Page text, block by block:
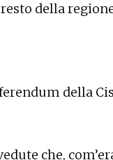
della
della
che,